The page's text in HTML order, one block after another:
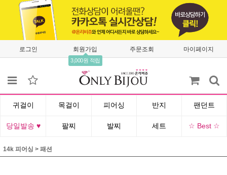
로그인 회원가입
3,000원 적립
주문조회 마이페이지
귀걸이 목걸이 피어싱 반지 팬던트
당일발송 ♥ 팔찌 발찌 세트 ☆ Best ☆
14k 피어싱 > 패션